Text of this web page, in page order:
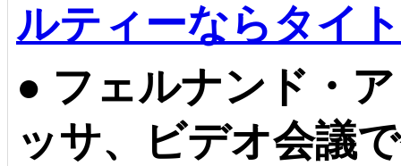
ルティーならタイ
● フェルナンド・
ッサ、ビデオ会議